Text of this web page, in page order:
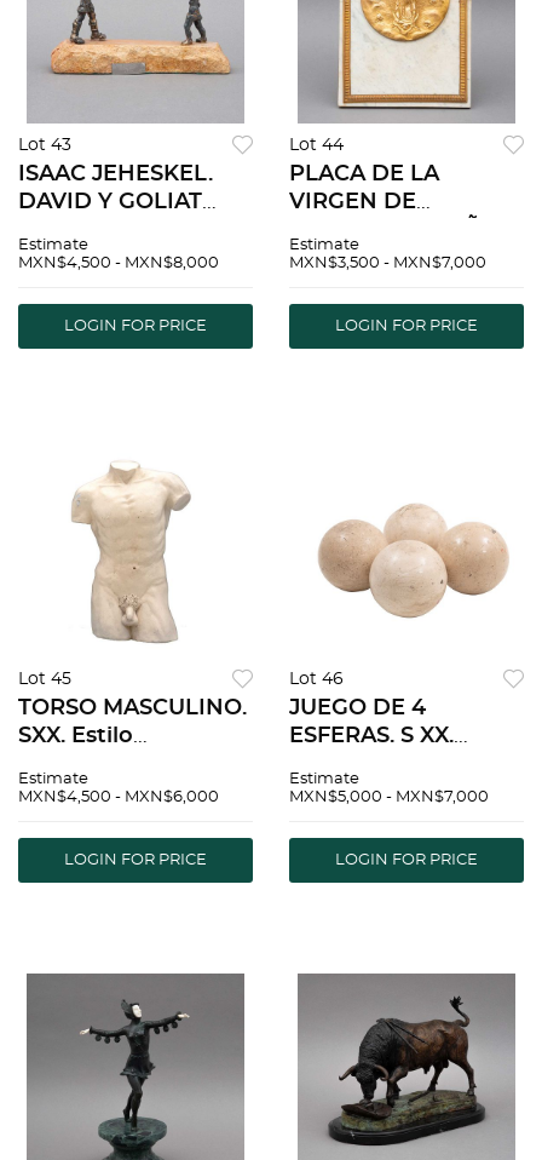
Lot 43
ISAAC JEHESKEL.
DAVID Y GOLIAT
Esculturas de plata
Con base y placa.
Estimate
MXN$4,500 - MXN$8,000
LOGIN FOR PRICE
Lot 44
PLACA DE LA
VIRGEN DE
°XICO, SXX.
mÃƒÂ¡rmol veteado
y metal dorado.
Estimate
MXN$3,500 - MXN$7,000
LOGIN FOR PRICE
Lot 45
TORSO MASCULINO.
SXX. Estilo
Elaborado en pasta.
conservaciÃƒÂ³n,
estructura, manchas,
Estimate
MXN$4,500 - MXN$6,000
LOGIN FOR PRICE
Lot 46
JUEGO DE 4
ESFERAS. S XX.
granito. Acabado
conservaciÃƒÂ³n
Estimate
MXN$5,000 - MXN$7,000
LOGIN FOR PRICE